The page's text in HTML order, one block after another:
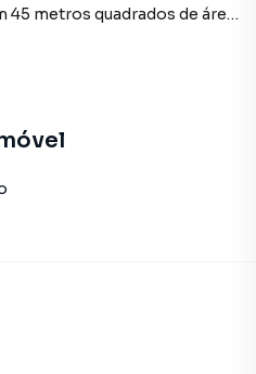
com armários planejados
de jogos, playground,
o condomínio possui
pontos da cidade bem
conta ainda com universidade
polos